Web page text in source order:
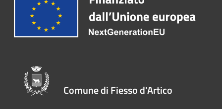
Comune di Fiesso d'Artico